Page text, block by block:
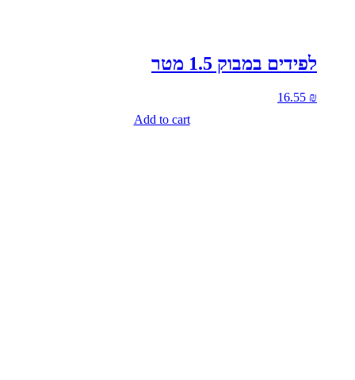
לפידים במבוק 1.5 מטר
16.55 ₪
Add to cart